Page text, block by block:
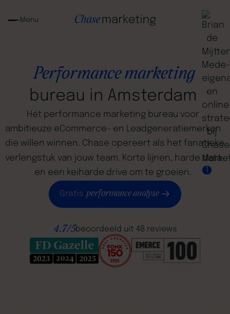
Menu
1
Performance marketing
bureau in Amsterdam
Hét performance marketing bureau voor
ambitieuze eCommerce- en Leadgeneratiemerken
die willen winnen. Chase opereert als het fanatieke
verlengstuk van jouw team. Korte lijnen, harde data
en een keiharde drive om te groeien.
Gratis performance analyse
4.7/5beoordeeld uit 48 reviews